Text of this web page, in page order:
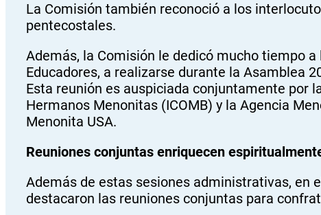
La Comisión también reconoció a los
pentecostales.
Además, la Comisión le dedicó mucho tiempo
Educadores, a realizarse durante la Asamblea
Esta reunión es auspiciada conjuntamente por
Hermanos Menonitas (ICOMB) y la Agencia
Menonita USA.
Reuniones conjuntas enriquecen
Además de estas sesiones administrativas, en
destacaron las reuniones conjuntas para